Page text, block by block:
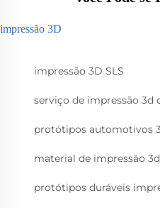
impressão 3D
impressão 3D SLS
serviço de impressão 3d
protótipos automotivos
material de impressão
protótipos duráveis